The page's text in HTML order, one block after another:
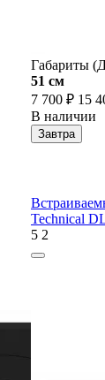
Габариты
51 cм
7 700 ₽ 15
В наличии
Завтра
Technical
5 2